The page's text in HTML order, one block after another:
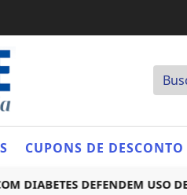
CUPONS DE DESCONTO
DEFENDEM USO DE